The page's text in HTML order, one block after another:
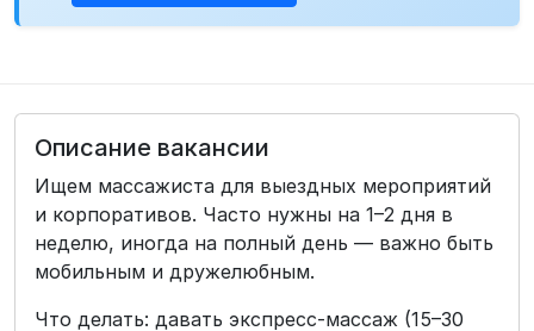
Описание вакансии
Ищем массажиста для выездных мероприятий
и корпоративов. Часто нужны на 1–2 дня в
неделю, иногда на полный день — важно быть
мобильным и дружелюбным.
Что делать: давать экспресс-массаж (15–30